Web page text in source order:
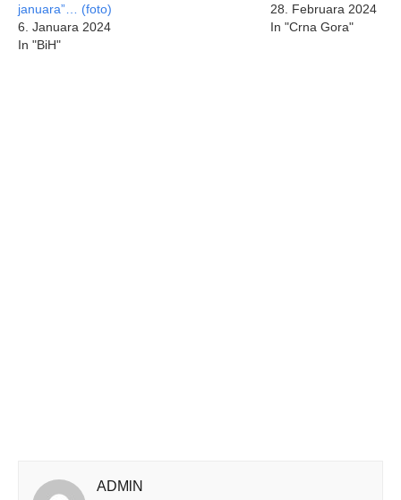
januara”… (foto)
6. Januara 2024
In "BiH"
28. Februara 2024
In "Crna Gora"
ADMlN